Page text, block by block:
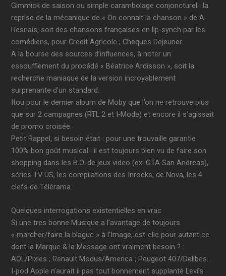
Gimmick de saison ou simple carambolage conjoncturel : la
reprise de la mécanique de « On connait la chanson » de A.
Resnais, soit des chansons françaises en lip-synch par les
comédiens, pour Credit Agricole ; Cheques Dejeuner.
A la bourse des sources d’influences, à noter un
essoufflement du procédé « Béatrice Ardisson », soit la
recherche maniaque de la version incroyablement
surprenante d’un standard.
Itou pour le dernier album de Moby que l’on ne retrouve plus
que sur 2 campagnes (RTL 2 et I-Mode) et encore il s’agissait
de promo croisée.
Petit Rappel, si besoin était : pour une trouvaille garantie
100% bon goût musical : il est toujours bien vu de faire son
shopping dans les B.O. de jeux video (ex: GTA San Andreas),
séries TV US, les compilations des Inrocks, de Nova, les 4
clefs de Télérama.
Quelques interrogations existentielles en vrac
Si une tres bonne Musique a l’avantage de toujours
« marcher/faire la blague » à l’Image, est-elle pour autant ce
dont la Marque & le Message ont vraiment besoin ? :
AOL/Pixies ; Renault Modus/America ; Peugeot 407/Delibes…
I-pod Apple n’aurait il pas tout bonnement supplanté Levi’s